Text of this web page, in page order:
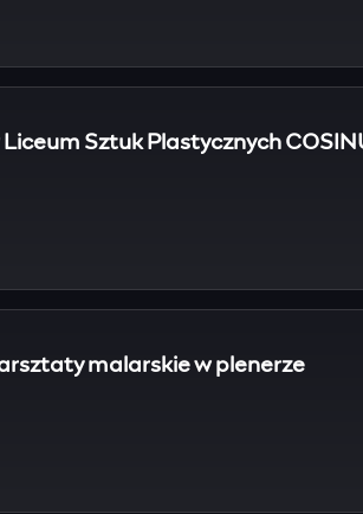
Sztuk Plastycznych
malarskie w plenerze